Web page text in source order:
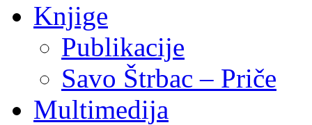
Knjige
Publikacije
Savo Štrbac – Priče
Multimedija